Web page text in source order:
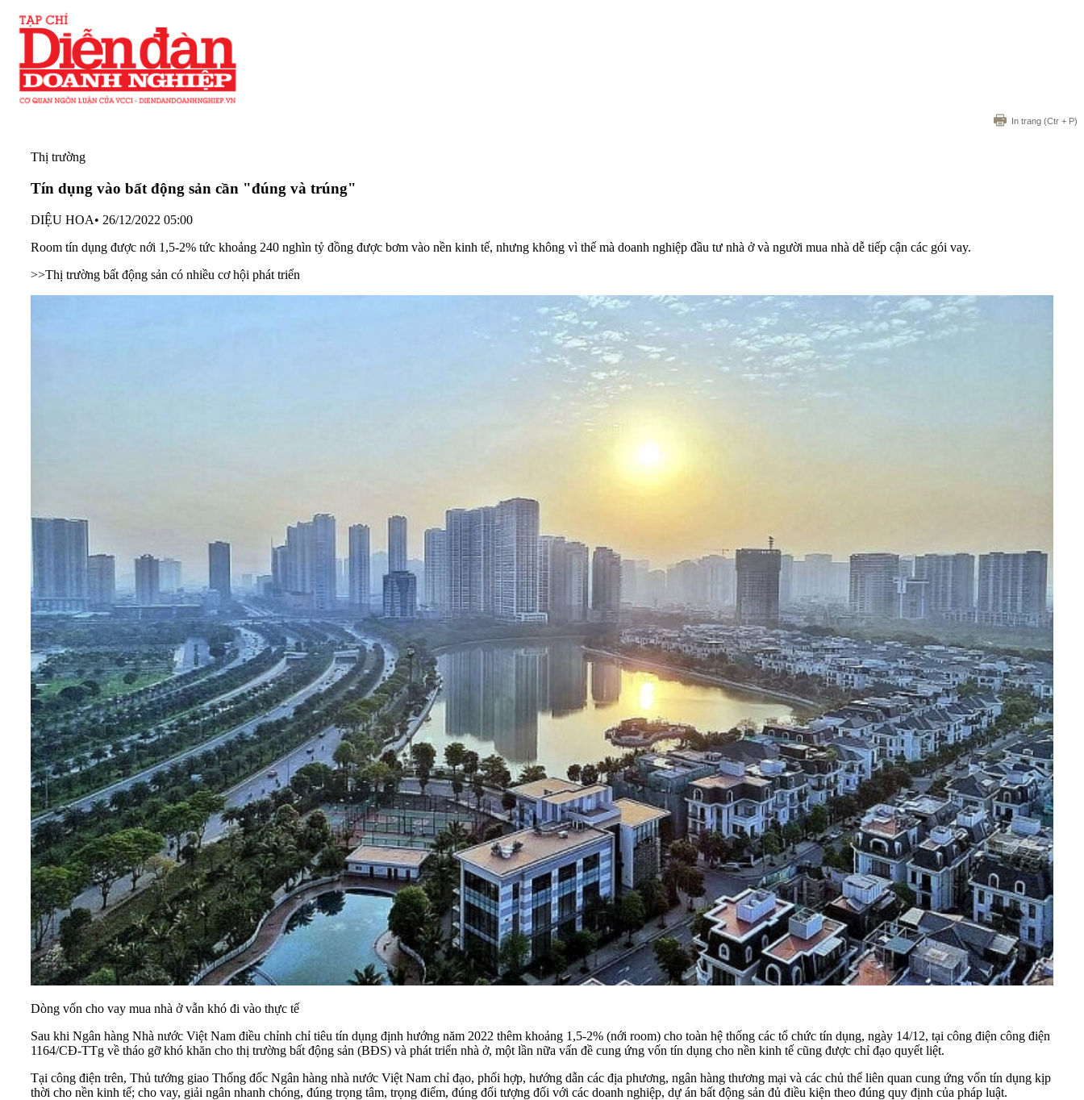
In trang (Ctr + P)
Thị trường
Tín dụng vào bất động sản cần "đúng và trúng"
DIỆU HOA• 26/12/2022 05:00
Room tín dụng được nới 1,5-2% tức khoảng 240 nghìn tỷ đồng được bơm vào nền kinh tế, nhưng không vì thế mà doanh nghiệp đầu tư nhà ở và người mua nhà dễ tiếp cận các gói vay.
>>Thị trường bất động sản có nhiều cơ hội phát triển
Dòng vốn cho vay mua nhà ở vẫn khó đi vào thực tế
Sau khi Ngân hàng Nhà nước Việt Nam điều chỉnh chỉ tiêu tín dụng định hướng năm 2022 thêm khoảng 1,5-2% (nới room) cho toàn hệ thống các tổ chức tín dụng, ngày 14/12, tại công điện công điện
1164/CĐ-TTg về tháo gỡ khó khăn cho thị trường bất động sản (BĐS) và phát triển nhà ở, một lần nữa vấn đề cung ứng vốn tín dụng cho nền kinh tế cũng được chỉ đạo quyết liệt.
Tại công điện trên, Thủ tướng giao Thống đốc Ngân hàng nhà nước Việt Nam chỉ đạo, phối hợp, hướng dẫn các địa phương, ngân hàng thương mại và các chủ thể liên quan cung ứng vốn tín dụng kịp
thời cho nền kinh tế; cho vay, giải ngân nhanh chóng, đúng trọng tâm, trọng điểm, đúng đối tượng đối với các doanh nghiệp, dự án bất động sản đủ điều kiện theo đúng quy định của pháp luật.